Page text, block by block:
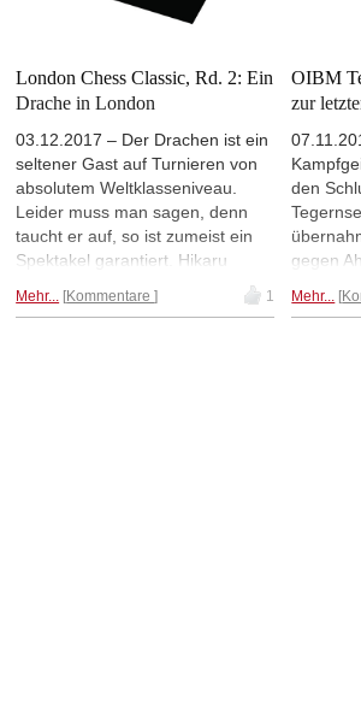
London Chess Classic, Rd. 2: Ein
Drache in London
03.12.2017 – Der Drachen ist ein
seltener Gast auf Turnieren von
absolutem Weltklasseniveau.
Leider muss man sagen, denn
taucht er auf, so ist zumeist ein
Spektakel garantiert. Hikaru
Nakamura legte es heute drauf
an und ließ den Drachen los -
Mehr... Kommentare 1
OIBM
zur
den
gegen
auf den
Mehr...